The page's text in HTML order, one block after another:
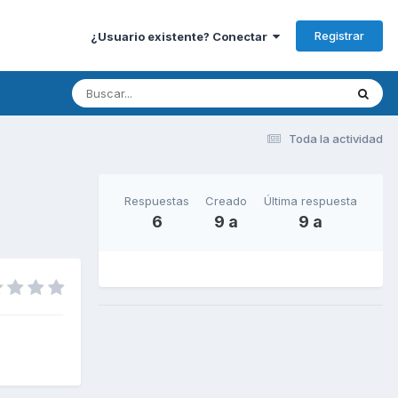
¿Usuario existente? Conectar Registrar
Toda la actividad
Respuestas
6
Creado
9 a
Última respuesta
9 a